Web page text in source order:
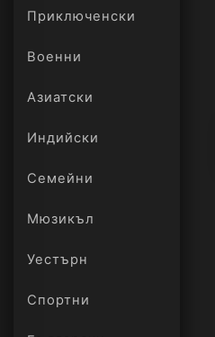
Приключенски
Военни
Азиатски
Индийски
Семейни
Мюзикъл
Уестърн
Спортни